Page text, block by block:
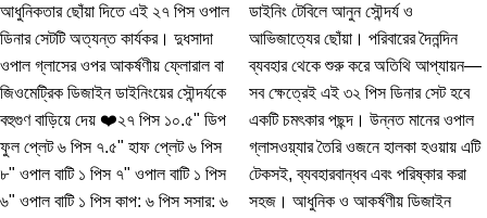
আধুনিকতার ছোঁয়া দিতে এই ২৭ পিস ওপাল
ডিনার সেটটি অত্যন্ত কার্যকর। দুধসাদা
ওপাল গ্লাসের ওপর আকর্ষণীয় ফ্লোরাল বা
জিওমেট্রিক ডিজাইন ডাইনিংয়ের সৌন্দর্যকে
বহুগুণ বাড়িয়ে দেয় ❤️২৭ পিস ১০.৫" ডিপ
ফুল প্লেট ৬ পিস ৭.৫" হাফ প্লেট ৬ পিস
৮" ওপাল বাটি ১ পিস ৭" ওপাল বাটি ১ পিস
৬" ওপাল বাটি ১ পিস কাপ: ৬ পিস সসার: ৬
ডাইনিং টেবিলে আনুন সৌন্দর্য ও
আভিজাত্যের ছোঁয়া। পরিবারের দৈনন্দিন
ব্যবহার থেকে শুরু করে অতিথি আপ্যায়ন—
সব ক্ষেত্রেই এই ৩২ পিস ডিনার সেট হবে
একটি চমৎকার পছন্দ। উন্নত মানের ওপাল
গ্লাসওয়্যার তৈরি ওজনে হালকা হওয়ায় এটি
টেকসই, ব্যবহারবান্ধব এবং পরিষ্কার করা
সহজ। আধুনিক ও আকর্ষণীয় ডিজাইন